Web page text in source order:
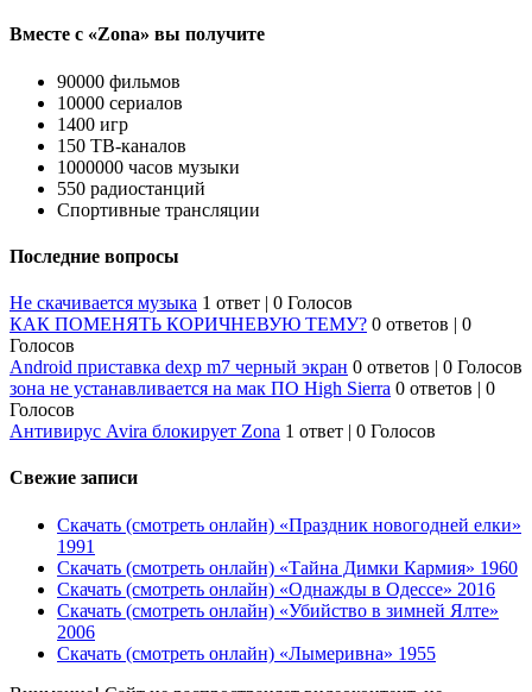
Вместе с «Zona» вы получите
90000 фильмов
10000 сериалов
1400 игр
150 ТВ-каналов
1000000 часов музыки
550 радиостанций
Спортивные трансляции
Последние вопросы
Не скачивается музыка 1 ответ | 0 Голосов
КАК ПОМЕНЯТЬ КОРИЧНЕВУЮ ТЕМУ? 0 ответов | 0
Голосов
Android приставка dexp m7 черный экран 0 ответов | 0 Голосов
зона не устанавливается на мак ПО High Sierra 0 ответов | 0
Голосов
Антивирус Avira блокирует Zona 1 ответ | 0 Голосов
Свежие записи
Скачать (смотреть онлайн) «Праздник новогодней елки»
1991
Скачать (смотреть онлайн) «Тайна Димки Кармия» 1960
Скачать (смотреть онлайн) «Однажды в Одессе» 2016
Скачать (смотреть онлайн) «Убийство в зимней Ялте»
2006
Скачать (смотреть онлайн) «Лымеривна» 1955